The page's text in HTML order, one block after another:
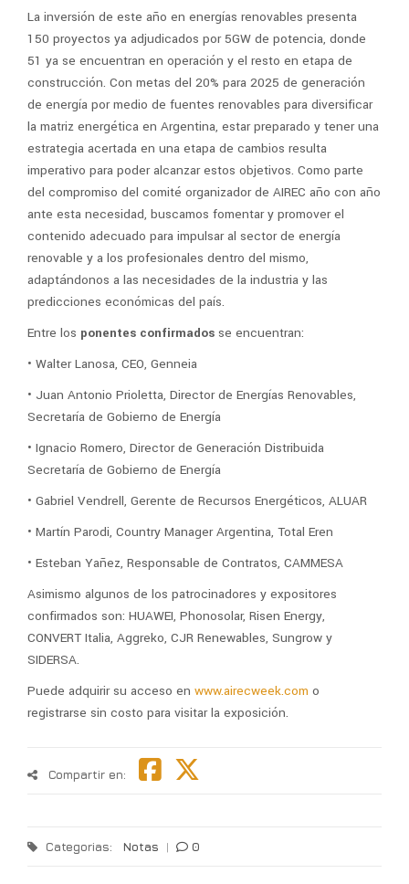
La inversión de este año en energías renovables presenta
150 proyectos ya adjudicados por 5GW de potencia, donde
51 ya se encuentran en operación y el resto en etapa de
construcción. Con metas del 20% para 2025 de generación
de energía por medio de fuentes renovables para diversificar
la matriz energética en Argentina, estar preparado y tener una
estrategia acertada en una etapa de cambios resulta
imperativo para poder alcanzar estos objetivos. Como parte
del compromiso del comité organizador de AIREC año con año
ante esta necesidad, buscamos fomentar y promover el
contenido adecuado para impulsar al sector de energía
renovable y a los profesionales dentro del mismo,
adaptándonos a las necesidades de la industria y las
predicciones económicas del país.
Entre los ponentes confirmados se encuentran:
• Walter Lanosa, CEO, Genneia
• Juan Antonio Prioletta, Director de Energías Renovables,
Secretaría de Gobierno de Energía
• Ignacio Romero, Director de Generación Distribuida
Secretaría de Gobierno de Energía
• Gabriel Vendrell, Gerente de Recursos Energéticos, ALUAR
• Martín Parodi, Country Manager Argentina, Total Eren
• Esteban Yañez, Responsable de Contratos, CAMMESA
Asimismo algunos de los patrocinadores y expositores
confirmados son: HUAWEI, Phonosolar, Risen Energy,
CONVERT Italia, Aggreko, CJR Renewables, Sungrow y
SIDERSA.
Puede adquirir su acceso en www.airecweek.com o
registrarse sin costo para visitar la exposición.
Compartir en:
Categorias: Notas | 0